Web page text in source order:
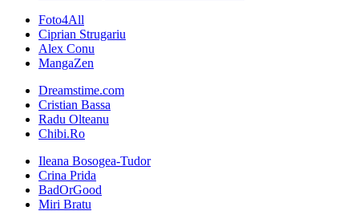
Foto4All
Ciprian Strugariu
Alex Conu
MangaZen
Dreamstime.com
Cristian Bassa
Radu Olteanu
Chibi.Ro
Ileana Bosogea-Tudor
Crina Prida
BadOrGood
Miri Bratu